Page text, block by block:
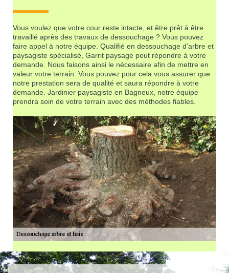
Vous voulez que votre cour reste intacte, et être prêt à être
travaillé après des travaux de dessouchage ? Vous pouvez
faire appel à notre équipe. Qualifié en dessouchage d’arbre et
paysagiste spécialisé, Garrit paysage peut répondre à votre
demande. Nous faisons ainsi le nécessaire afin de mettre en
valeur votre terrain. Vous pouvez pour cela vous assurer que
notre prestation sera de qualité et saura répondre à votre
demande. Jardinier paysagiste en Bagneux, notre équipe
prendra soin de votre terrain avec des méthodes fiables.